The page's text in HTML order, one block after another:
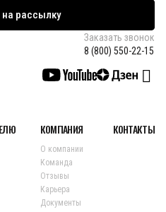
рассылку
Заказать звонок
8 (800) 550-22-15
КОМПАНИЯ
О компании
Команда
Отзывы
Карьера
Документы
КОНТАКТЫ